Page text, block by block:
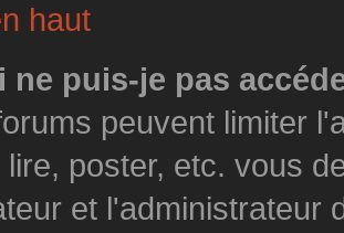
haut
ne puis-je pas
peuvent limiter
lire, poster, etc. vous
et l'administrateur